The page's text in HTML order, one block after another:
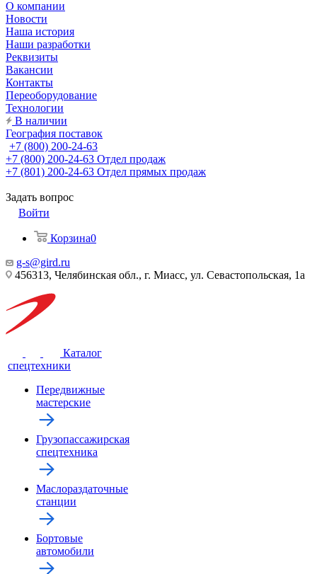
О компании
Новости
Наша история
Наши разработки
Реквизиты
Вакансии
Контакты
Переоборудование
Технологии
В наличии
География поставок
+7 (800) 200-24-63
+7 (800) 200-24-63 Отдел продаж
+7 (801) 200-24-63 Отдел прямых продаж
Задать вопрос
Войти
Корзина0
g-s@gird.ru
456313, Челябинская обл., г. Миасс, ул. Севастопольская, 1а
Каталог
спецтехники
Передвижные
мастерские
Грузопассажирская
спецтехника
Маслораздаточные
станции
Бортовые
автомобили